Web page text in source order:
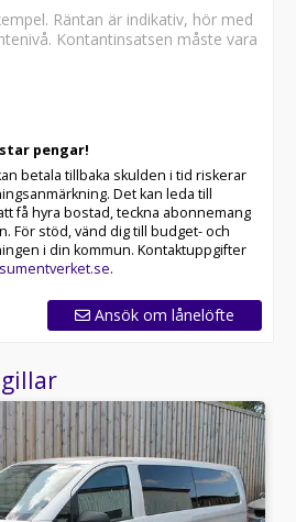
Räntan är indikativ, hör med
Kontantinsatsen måste vara
pengar!
betala tillbaka skulden i tid riskerar
Det kan leda till
få hyra bostad, teckna abonnemang
För stöd, vänd dig till budget- och
i din kommun. Kontaktuppgifter
.
Ansök om lånelöfte
gillar